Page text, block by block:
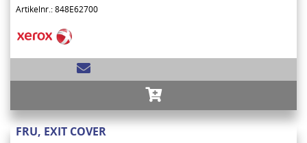
Artikelnr.: 848E62700
FRU, EXIT COVER